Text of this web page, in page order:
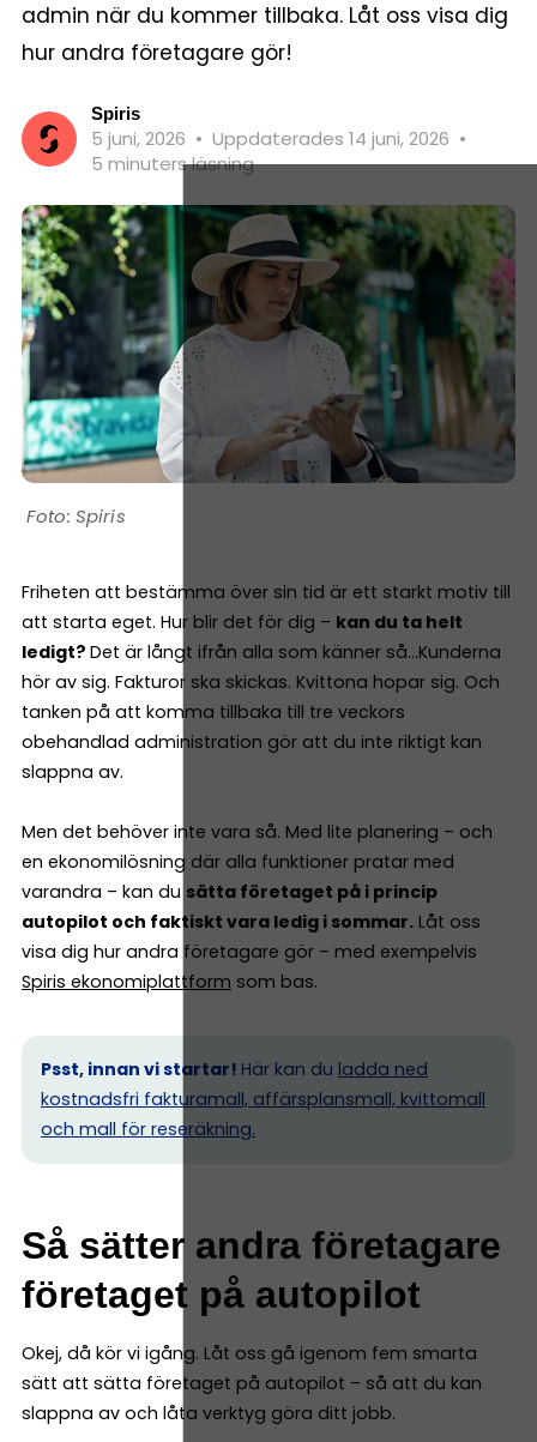
admin när du kommer tillbaka. Låt oss visa dig
hur andra företagare gör!
Spiris
5 juni, 2026 • Uppdaterades 14 juni, 2026 •
5 minuters läsning
Spiris
Friheten att bestämma över sin tid är ett starkt motiv till
att starta eget. Hur blir det för dig – kan du ta helt
ledigt? Det är långt ifrån alla som känner så…Kunderna
hör av sig. Fakturor ska skickas. Kvittona hopar sig. Och
tanken på att komma tillbaka till tre veckors
obehandlad administration gör att du inte riktigt kan
slappna av.
Men det behöver inte vara så. Med lite planering – och
en ekonomilösning där alla funktioner pratar med
varandra – kan du sätta företaget på i princip
autopilot och faktiskt vara ledig i sommar. Låt oss
visa dig hur andra företagare gör – med exempelvis
Spiris ekonomiplattform som bas.
Psst, innan vi startar! Här kan du ladda ned
kostnadsfri fakturamall, affärsplansmall, kvittomall
och mall för reseräkning.
Så sätter andra företagare
företaget på autopilot
Okej, då kör vi igång. Låt oss gå igenom fem smarta
sätt att sätta företaget på autopilot – så att du kan
slappna av och låta verktyg göra ditt jobb.